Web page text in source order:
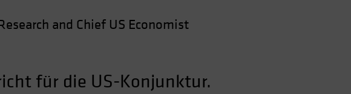
and Chief US Economist
für die US-Konjunktur.